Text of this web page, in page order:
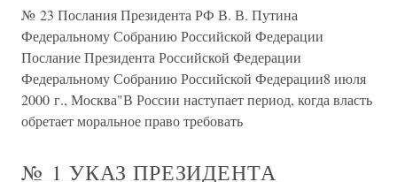
№ 23 Послания Президента РФ В. В. Путина
Федеральному Собранию Российской Федерации
Послание Президента Российской Федерации
Федеральному Собранию Российской Федерации8 июля
2000 г., Москва"В России наступает период, когда власть
обретает моральное право требовать
№ 1 УКАЗ ПРЕЗИДЕНТА